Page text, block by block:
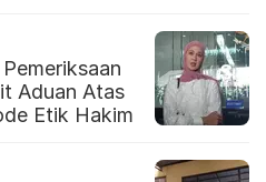
Aduan Atas
Etik Hakim